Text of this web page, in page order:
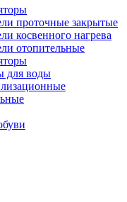
проточные закрытые
косвенного нагрева
отопительные
для воды